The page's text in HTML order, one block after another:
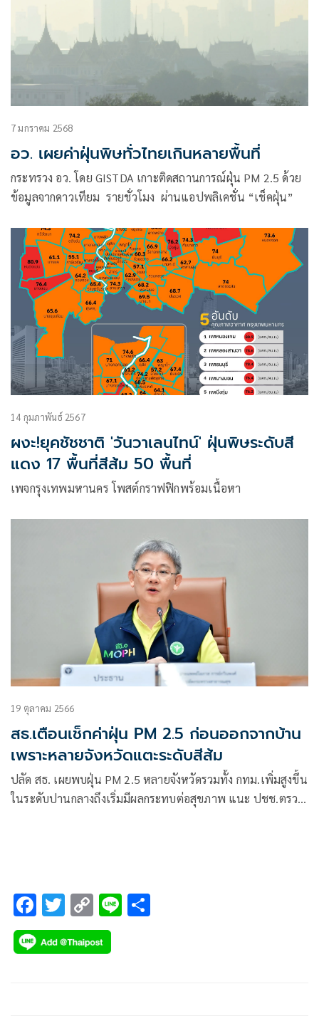
7 มกราคม 2568
อว. เผยค่าฝุ่นพิษทั่วไทยเกินหลายพื้นที่
กระทรวง อว. โดย GISTDA เกาะติดสถานการณ์ฝุ่น PM 2.5 ด้วย
ข้อมูลจากดาวเทียม รายชั่วโมง ผ่านแอปพลิเคชั่น “เช็คฝุ่น”
14 กุมภาพันธ์ 2567
ผงะ!ยุคชัชชาติ 'วันวาเลนไทน์' ฝุ่นพิษระดับสี
แดง 17 พื้นที่สีส้ม 50 พื้นที่
เพจกรุงเทพมหานคร โพสต์กราฟฟิกพร้อมเนื้อหา
19 ตุลาคม 2566
สธ.เตือนเช็กค่าฝุ่น PM 2.5 ก่อนออกจากบ้าน
เพราะหลายจังหวัดแตะระดับสีส้ม
ปลัด สธ. เผยพบฝุ่น PM 2.5 หลายจังหวัดรวมทั้ง กทม.เพิ่มสูงขึ้น
ในระดับปานกลางถึงเริ่มมีผลกระทบต่อสุขภาพ แนะ ปชช.ตรวจ
F
ac
e
T
wi
tt
C
o
p
Li